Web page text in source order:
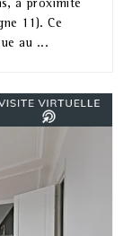
à proximité
11). Ce
au ...